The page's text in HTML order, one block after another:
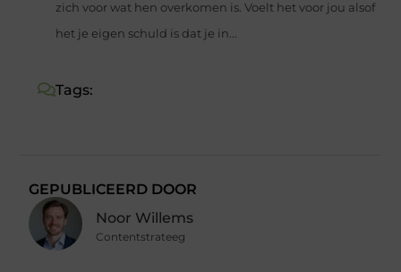
zich voor wat hen overkomen is. Voelt het voor jou alsof
het je eigen schuld is dat je in...
Tags:
GEPUBLICEERD DOOR
Noor Willems
Contentstrateeg